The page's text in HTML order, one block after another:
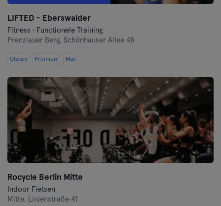
LIFTED - Eberswalder
Fitness · Functionele Training
Prenzlauer Berg, Schönhauser Allee 48
Classic Premium Max
Rocycle Berlin Mitte
Indoor Fietsen
Mitte, Linienstraße 41
Münster
Nuremberg
Passau
Potsdam
Ravensburg
Regensburg